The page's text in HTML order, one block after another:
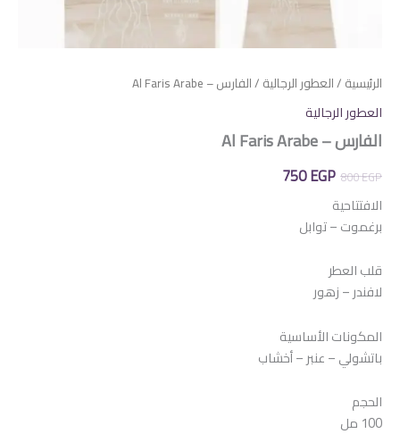
الرئيسية /العطور الرجالية / الفارس – Al Faris Arabe
العطور الرجالية
الفارس – Al Faris Arabe
800EGP
السعر
الأصلي
هو:
800 EGP.
750EGP
الافتتاحية
برغموت – توابل
قلب العطر
لافندر – زهور
المكونات الأساسية
باتشولي – عنبر – أخشاب
الحجم
100 مل